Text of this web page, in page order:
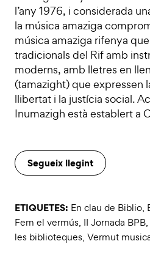
l’any 1976, i considerada
la música amaziga
música amaziga rifenya
tradicionals del Rif amb
moderns, amb lletres en
(tamazight) que expressen
llibertat i la justícia social.
Inumazigh està establert a
Segueix llegint
ETIQUETES: En clau de Biblio,
Fem el vermús, II Jornada BPB,
les biblioteques, Vermut